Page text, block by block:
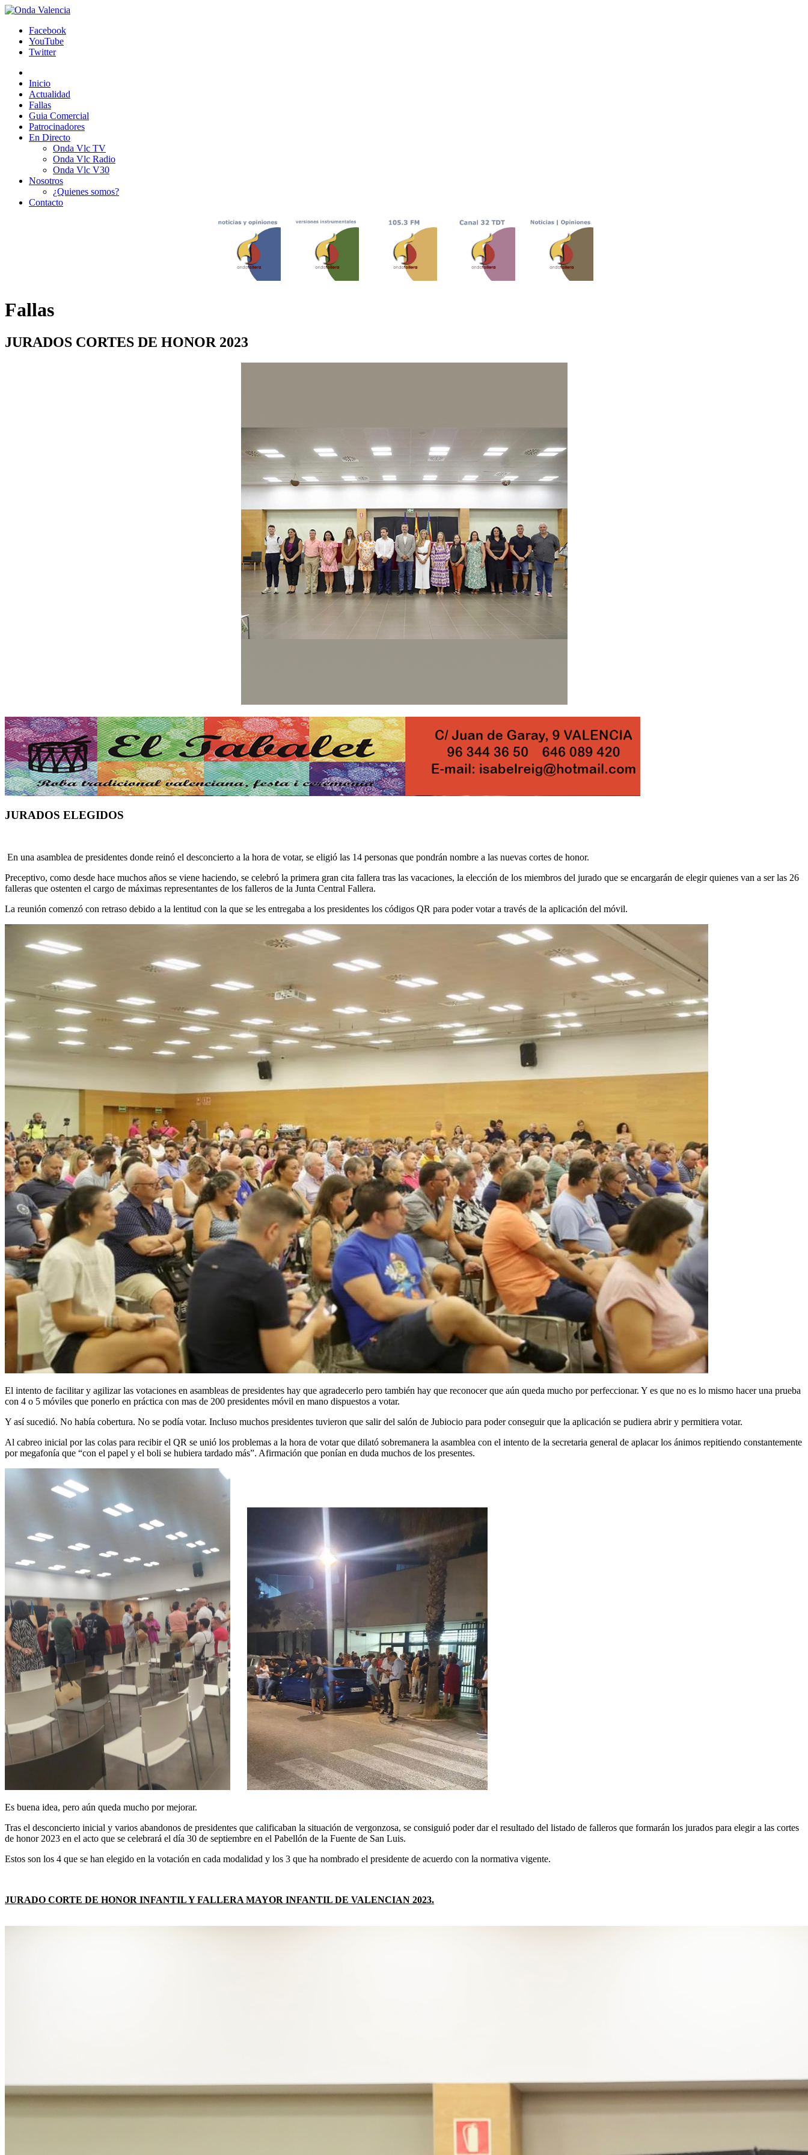
Facebook
YouTube
Twitter
Inicio
Actualidad
Fallas
Guia Comercial
Patrocinadores
En Directo
Onda Vlc TV
Onda Vlc Radio
Onda Vlc V30
Nosotros
¿Quienes somos?
Contacto
Fallas
JURADOS CORTES DE HONOR 2023
JURADOS ELEGIDOS
En una asamblea de presidentes donde reinó el desconcierto a la hora de votar, se eligió las 14 personas que pondrán nombre a las nuevas cortes de honor.
Preceptivo, como desde hace muchos años se viene haciendo, se celebró la primera gran cita fallera tras las vacaciones, la elección de los miembros del jurado que se encargarán de elegir quienes van a ser las 26
falleras que ostenten el cargo de máximas representantes de los falleros de la Junta Central Fallera.
La reunión comenzó con retraso debido a la lentitud con la que se les entregaba a los presidentes los códigos QR para poder votar a través de la aplicación del móvil.
El intento de facilitar y agilizar las votaciones en asambleas de presidentes hay que agradecerlo pero también hay que reconocer que aún queda mucho por perfeccionar. Y es que no es lo mismo hacer una prueba
con 4 o 5 móviles que ponerlo en práctica con mas de 200 presidentes móvil en mano dispuestos a votar.
Y así sucedió. No había cobertura. No se podía votar. Incluso muchos presidentes tuvieron que salir del salón de Jubiocio para poder conseguir que la aplicación se pudiera abrir y permitiera votar.
Al cabreo inicial por las colas para recibir el QR se unió los problemas a la hora de votar que dilató sobremanera la asamblea con el intento de la secretaria general de aplacar los ánimos repitiendo constantemente
por megafonía que “con el papel y el boli se hubiera tardado más”. Afirmación que ponían en duda muchos de los presentes.
Es buena idea, pero aún queda mucho por mejorar.
Tras el desconcierto inicial y varios abandonos de presidentes que calificaban la situación de vergonzosa, se consiguió poder dar el resultado del listado de falleros que formarán los jurados para elegir a las cortes
de honor 2023 en el acto que se celebrará el día 30 de septiembre en el Pabellón de la Fuente de San Luis.
Estos son los 4 que se han elegido en la votación en cada modalidad y los 3 que ha nombrado el presidente de acuerdo con la normativa vigente.
JURADO CORTE DE HONOR INFANTIL Y FALLERA MAYOR INFANTIL DE VALENCIAN 2023.